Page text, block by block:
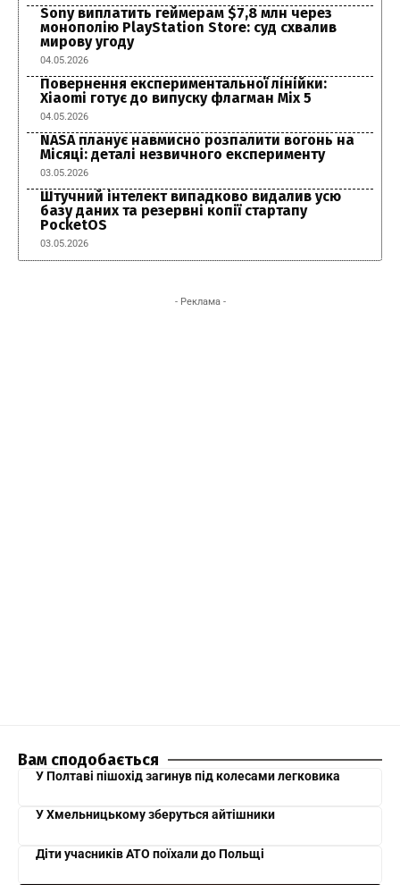
Sony виплатить геймерам $7,8 млн через
монополію PlayStation Store: суд схвалив
мирову угоду
04.05.2026
Повернення експериментальної лінійки:
Xiaomi готує до випуску флагман Mix 5
04.05.2026
NASA планує навмисно розпалити вогонь на
Місяці: деталі незвичного експерименту
03.05.2026
Штучний інтелект випадково видалив усю
базу даних та резервні копії стартапу
PocketOS
03.05.2026
- Реклама -
Вам сподобається
У Полтаві пішохід загинув під колесами легковика
У Хмельницькому зберуться айтішники
Діти учасників АТО поїхали до Польщі